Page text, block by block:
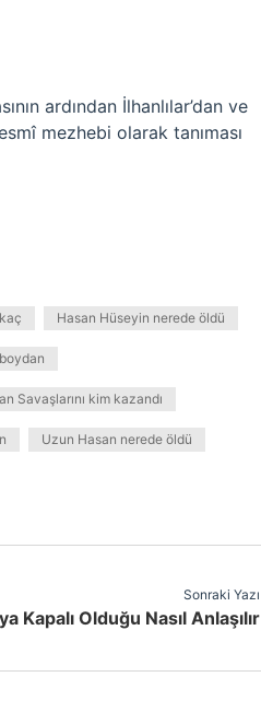
ardından İlhanlılar’dan ve
mezhebi olarak tanıması
Hasan Hüseyin nerede öldü
Savaşlarını kim kazandı
Uzun Hasan nerede öldü
Sonraki Yazı
Kapalı Olduğu Nasıl Anlaşılır